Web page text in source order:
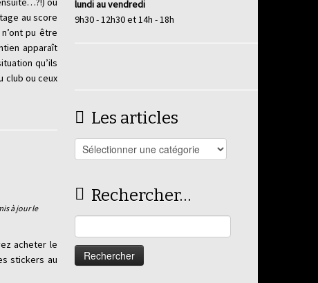
au score
pu être
apparaît
qu’ils
club ou ceux
à jour le
acheter le
stickers au
lundi au vendredi
9h30 - 12h30 et 14h - 18h
Les articles
Les
articles
Rechercher…